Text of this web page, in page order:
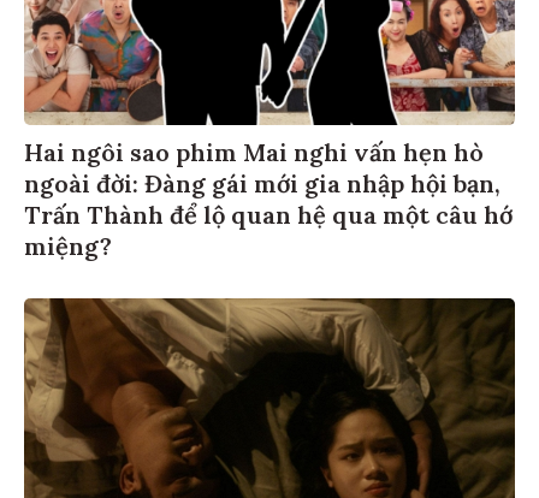
Hai ngôi sao phim Mai nghi vấn hẹn hò
ngoài đời: Đàng gái mới gia nhập hội bạn,
Trấn Thành để lộ quan hệ qua một câu hớ
miệng?